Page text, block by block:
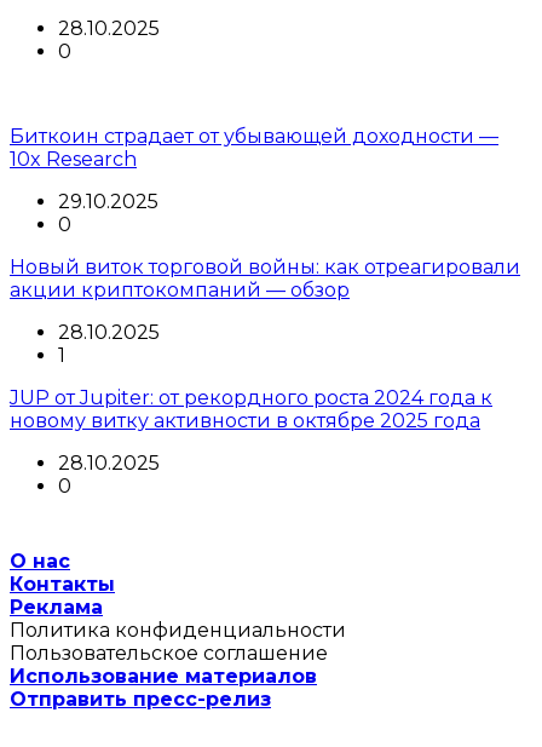
28.10.2025
0
Биткоин страдает от убывающей доходности —
10x Research
29.10.2025
0
Новый виток торговой войны: как отреагировали
акции криптокомпаний — обзор
28.10.2025
1
JUP от Jupiter: от рекордного роста 2024 года к
новому витку активности в октябре 2025 года
28.10.2025
0
О нас
Контакты
Реклама
Политика конфиденциальности
Пользовательское соглашение
Использование материалов
Отправить пресс-релиз